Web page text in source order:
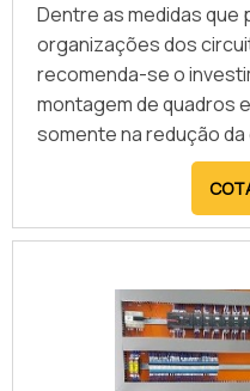
Dentre as medidas que
organizações dos
recomenda-se o
montagem de quadros
somente na redução
que alimentam o
maior segurança
que são conectados à
proposta de
dispositivos já